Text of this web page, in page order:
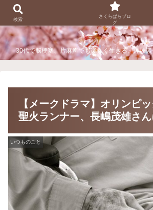
さくらぱらブログ
30代で脳梗塞、片麻痺でも楽しく生きる。体験
【メークドラマ】オリンピ
聖火ランナー、長嶋茂雄さ
いつものこと
検索
さくらぱらブロ
グ